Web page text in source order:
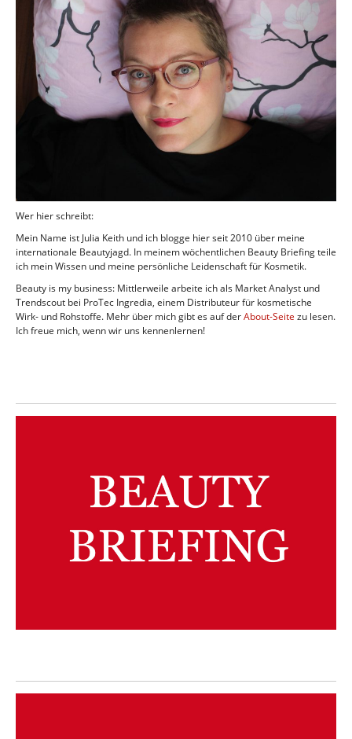
Wer hier schreibt:
Mein Name ist Julia Keith und ich blogge hier seit 2010 über meine
internationale Beautyjagd. In meinem wöchentlichen Beauty Briefing teile
ich mein Wissen und meine persönliche Leidenschaft für Kosmetik.
Beauty is my business: Mittlerweile arbeite ich als Market Analyst und
Trendscout bei ProTec Ingredia, einem Distributeur für kosmetische
Wirk- und Rohstoffe. Mehr über mich gibt es auf derAbout-Seite zu lesen.
Ich freue mich, wenn wir uns kennenlernen!